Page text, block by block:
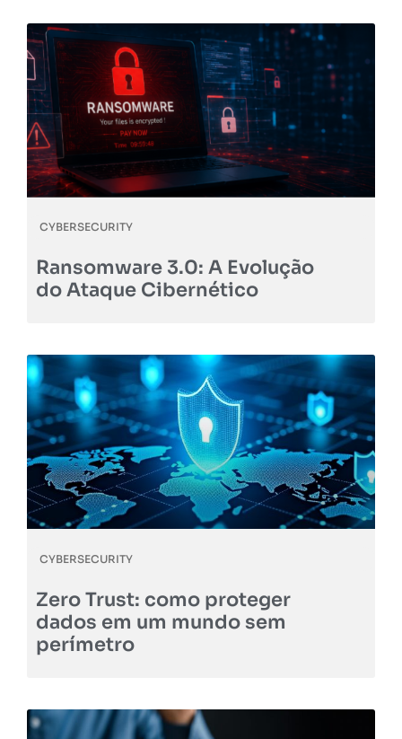
CYBERSECURITY
Ransomware 3.0: A Evolução
do Ataque Cibernético
CYBERSECURITY
Zero Trust: como proteger
dados em um mundo sem
perímetro